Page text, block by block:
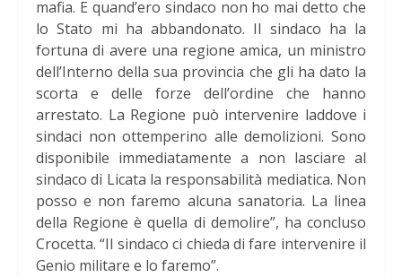
mafia. E quand’ero sindaco non ho mai detto che
lo Stato mi ha abbandonato. Il sindaco ha la
fortuna di avere una regione amica, un ministro
dell’Interno della sua provincia che gli ha dato la
scorta e delle forze dell’ordine che hanno
arrestato. La Regione può intervenire laddove i
sindaci non ottemperino alle demolizioni. Sono
disponibile immediatamente a non lasciare al
sindaco di Licata la responsabilità mediatica. Non
posso e non faremo alcuna sanatoria. La linea
della Regione è quella di demolire”, ha concluso
Crocetta. “Il sindaco ci chieda di fare intervenire il
Genio militare e lo faremo”.